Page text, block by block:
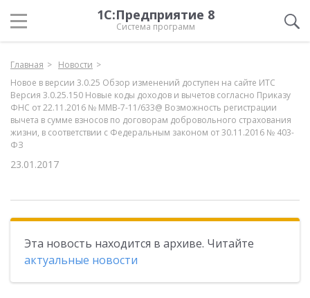
1С:Предприятие 8
Система программ
Главная
Новости
Новое в версии 3.0.25 Обзор изменений доступен на сайте ИТС
Версия 3.0.25.150 Новые коды доходов и вычетов согласно Приказу
ФНС от 22.11.2016 № ММВ-7-11/633@ Возможность регистрации
вычета в сумме взносов по договорам добровольного страхования
жизни, в соответствии с Федеральным законом от 30.11.2016 № 403-
ФЗ
23.01.2017
Эта новость находится в архиве. Читайте
актуальные новости